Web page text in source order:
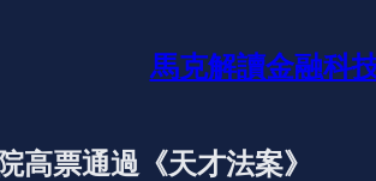
馬克解讀金融科
高票通過《天才法案》